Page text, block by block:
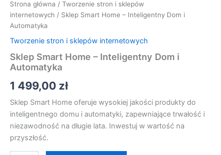
Strona główna / Tworzenie stron i sklepów
internetowych / Sklep Smart Home – Inteligentny Dom i
Automatyka
Tworzenie stron i sklepów internetowych
Sklep Smart Home – Inteligentny Dom i
Automatyka
1 499,00 zł
Sklep Smart Home oferuje wysokiej jakości produkty do
inteligentnego domu i automatyki, zapewniające trwałość i
niezawodność na długie lata. Inwestuj w wartość na
przyszłość.